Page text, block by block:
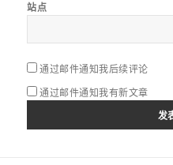
站点
通过邮件通知我后续评论
通过邮件通知我有新文章